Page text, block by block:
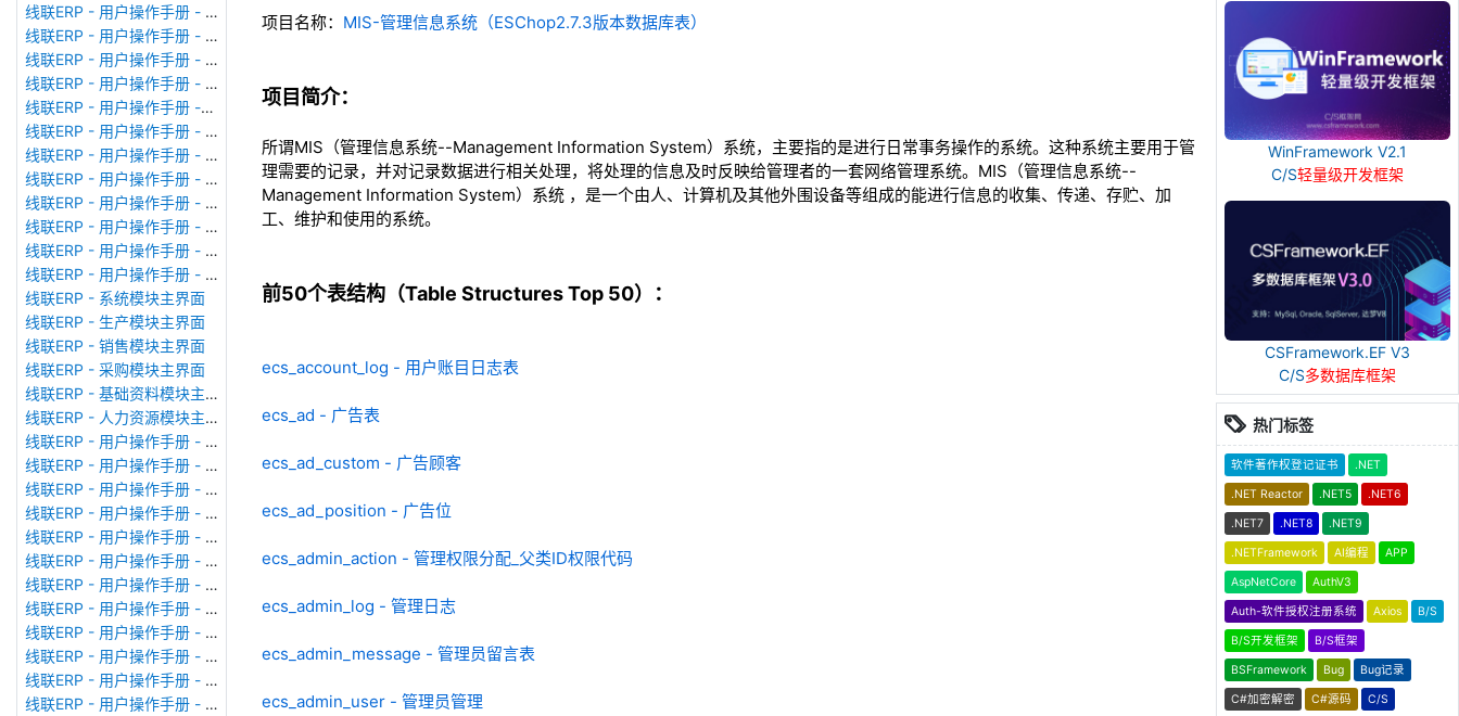
线联ERP - 用户操作手册 - 系统参数设置
线联ERP - 用户操作手册 - 单据类型
线联ERP - 用户操作手册 - 号码规则
线联ERP - 用户操作手册 - 功能菜单
线联ERP - 用户操作手册 -分配临时角色
线联ERP - 用户操作手册 - 组织架构
线联ERP - 用户操作手册 - 用户管理
线联ERP - 用户操作手册 - 角色/岗位管理
线联ERP - 用户操作手册 - 暂估入库明细表
线联ERP - 用户操作手册 - 物料收发明细表
线联ERP - 用户操作手册 - 即时库存余额表
线联ERP - 用户操作手册 - 库存账龄分析表
线联ERP - 系统模块主界面
线联ERP - 生产模块主界面
线联ERP - 销售模块主界面
线联ERP - 采购模块主界面
线联ERP - 基础资料模块主界面
线联ERP - 人力资源模块主界面
线联ERP - 用户操作手册 - 个人考勤报表（横向）
线联ERP - 用户操作手册 - 部门考勤报表
线联ERP - 用户操作手册 - 个人考勤报表
线联ERP - 用户操作手册 - 考勤计算
线联ERP - 用户操作手册 - 节假日管理
线联ERP - 用户操作手册 - 请假管理
线联ERP - 用户操作手册 - 补卡管理
线联ERP - 用户操作手册 - 考勤设备管理
线联ERP - 用户操作手册 - 考勤参数配置
线联ERP - 用户操作手册 - 考勤设备绑定
线联ERP - 用户操作手册 - 员工档案
线联ERP - 用户操作手册 - 班次管理
项目名称： MIS-管理信息系统（ESChop2.7.3版本数据库表）
项目简介：
所谓MIS（管理信息系统--Management Information System）系统，主要指的是进行日常事务操作的系统。这种系统主要用于管
理需要的记录，并对记录数据进行相关处理，将处理的信息及时反映给管理者的一套网络管理系统。MIS（管理信息系统--
Management Information System）系统 ，是一个由人、计算机及其他外围设备等组成的能进行信息的收集、传递、存贮、加
工、维护和使用的系统。
前50个表结构（Table Structures Top 50）：
ecs_account_log - 用户账目日志表
ecs_ad - 广告表
ecs_ad_custom - 广告顾客
ecs_ad_position - 广告位
ecs_admin_action - 管理权限分配_父类ID权限代码
ecs_admin_log - 管理日志
ecs_admin_message - 管理员留言表
ecs_admin_user - 管理员管理
WinFramework V2.1
C/S轻量级开发框架
CSFramework.EF V3
C/S多数据库框架
热门标签
软件著作权登记证书 .NET
.NET Reactor .NET5 .NET6
.NET7 .NET8 .NET9
.NETFramework AI编程 APP
AspNetCore AuthV3
Auth-软件授权注册系统 Axios B/S
B/S开发框架 B/S框架
BSFramework Bug Bug记录
C#加密解密 C#源码 C/S